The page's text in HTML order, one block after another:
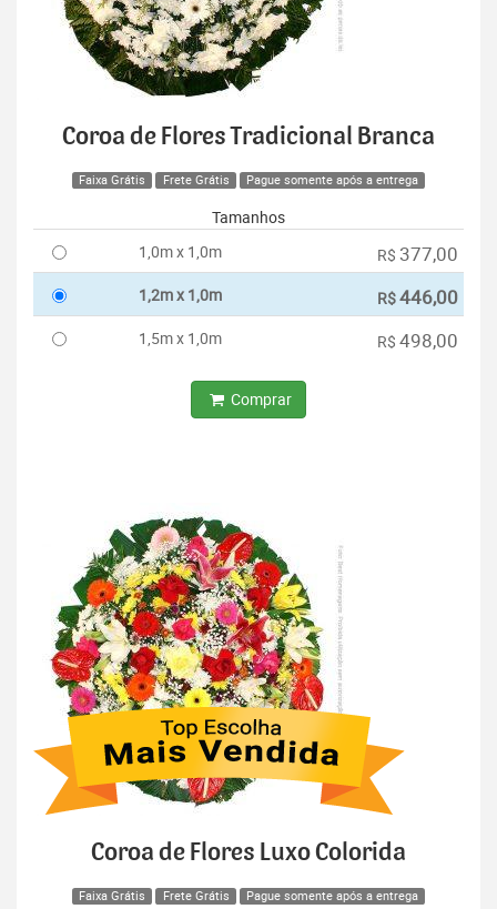
Coroa de Flores Tradicional Branca
Faixa Grátis Frete Grátis Pague somente após a entrega
Tamanhos
1,0m x 1,0m
R$ 377,00
1,2m x 1,0m R$446,00
1,5m x 1,0m R$ 498,00
Comprar
Coroa de Flores Luxo Colorida
Faixa Grátis Frete Grátis Pague somente após a entrega